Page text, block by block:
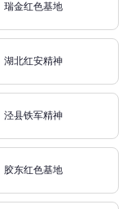
瑞金红色基地
湖北红安精神
泾县铁军精神
胶东红色基地